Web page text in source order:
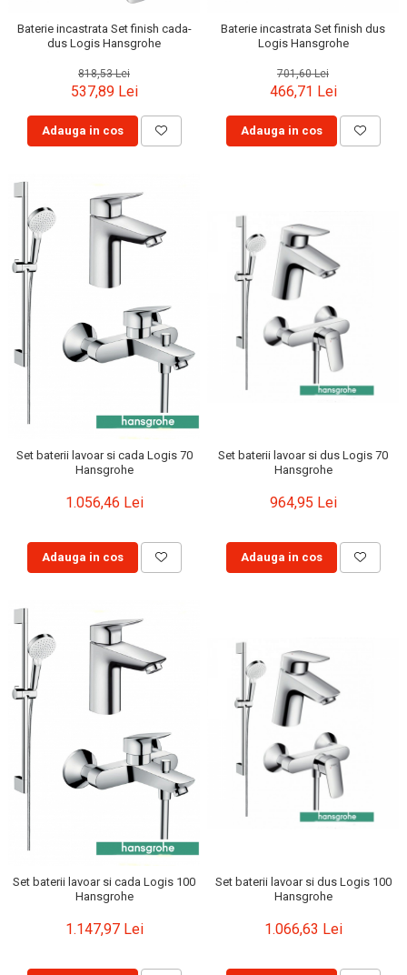
Baterie incastrata Set finish cada-
dus Logis Hansgrohe
818,53 Lei
537,89 Lei
Adauga in cos
Baterie incastrata Set finish dus
Logis Hansgrohe
701,60 Lei
466,71 Lei
Adauga in cos
Set baterii lavoar si cada Logis 70
Hansgrohe
1.056,46 Lei
Adauga in cos
Set baterii lavoar si dus Logis 70
Hansgrohe
964,95 Lei
Adauga in cos
Set baterii lavoar si cada Logis 100
Hansgrohe
1.147,97 Lei
Set baterii lavoar si dus Logis 100
Hansgrohe
1.066,63 Lei